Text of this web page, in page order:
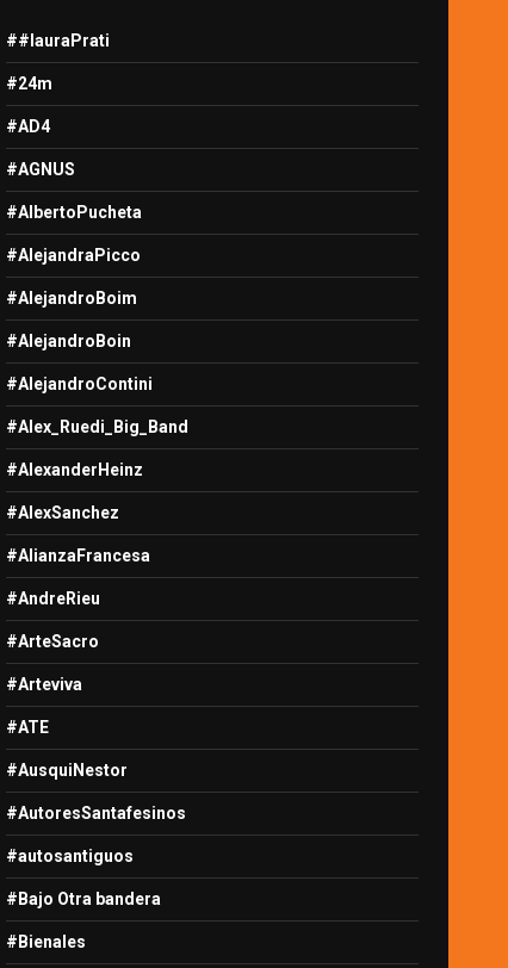
##lauraPrati
#24m
#AD4
#AGNUS
#AlbertoPucheta
#AlejandraPicco
#AlejandroBoim
#AlejandroBoin
#AlejandroContini
#Alex_Ruedi_Big_Band
#AlexanderHeinz
#AlexSanchez
#AlianzaFrancesa
#AndreRieu
#ArteSacro
#Arteviva
#ATE
#AusquiNestor
#AutoresSantafesinos
#autosantiguos
#Bajo Otra bandera
#Bienales